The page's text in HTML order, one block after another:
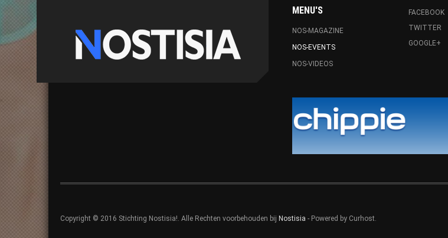
MENU'S
NOS-MAGAZINE
NOS-EVENTS
NOS-VIDEOS
FACEBOOK
TWITTER
GOOGLE+
Copyright © 2016 Stichting Nostisia!. Alle Rechten voorbehouden bij Nostisia - Powered by Curhost.